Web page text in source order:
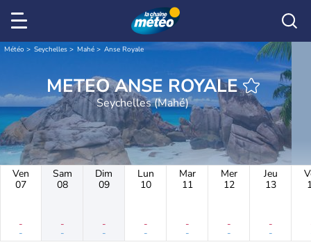
Météo Seychelles Mahé Anse Royale
METEO ANSE ROYALE
Seychelles (Mahé)
Ven
07
-
-
Sam
08
-
-
Dim
09
-
-
Lun
10
-
-
Mar
11
-
-
Mer
12
-
-
Jeu
13
-
-